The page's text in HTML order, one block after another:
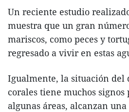
Un reciente estudio
muestra que un gran
mariscos, como peces y
regresado a vivir en estas
Igualmente, la situación del
corales tiene muchos signos
algunas áreas, alcanzan